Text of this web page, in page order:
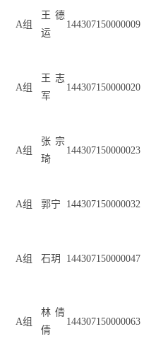
A组
王德
运
144307150000009
A组
王志
军
144307150000020
A组
张宗
琦
144307150000023
A组 郭宁
144307150000032
A组 石玥
144307150000047
A组
林倩
倩
144307150000063